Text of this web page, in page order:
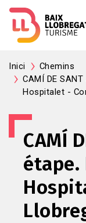
Inici
Chemins
CAMÍ DE
Hospitalet -
CAMÍ
étape.